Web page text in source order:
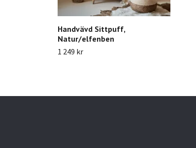
Handvävd Sittpuff,
Natur/elfenben
1 249 kr